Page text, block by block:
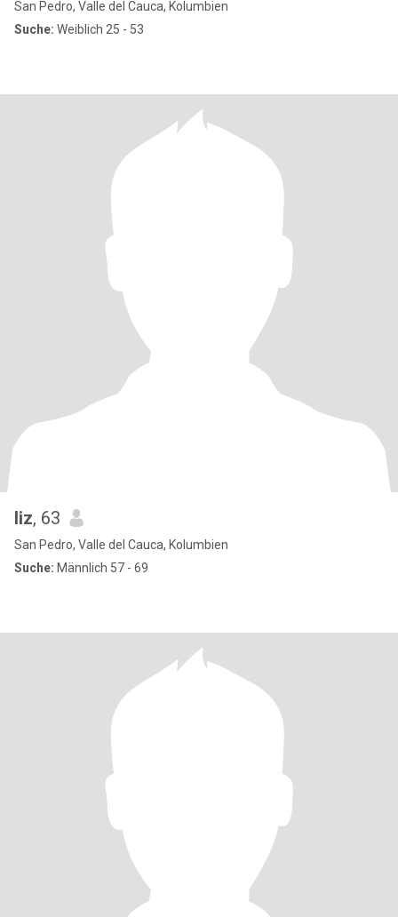
San Pedro, Valle del Cauca, Kolumbien
Suche: Weiblich 25 - 53
liz, 63
San Pedro, Valle del Cauca, Kolumbien
Suche: Männlich 57 - 69